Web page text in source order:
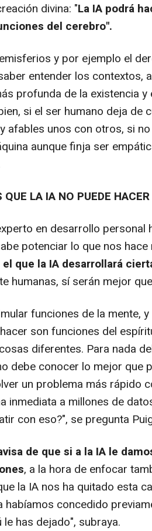
divina: "La IA podrá
del cerebro".
y por ejemplo el
entender los contextos,
profunda de la existencia
si el ser humano deja de
afables unos con otros, si
aunque finja ser
LA IA NO PUEDE HACER
en desarrollo personal
potenciar lo que nos
que la IA desarrollará
humanas, sí serán mejor
funciones de la mente,
son funciones del
diferentes. Para nada
debe conocer lo mejor que
un problema más rápido
inmediata a millones de
con eso?", se pregunta
de que si a la IA le
, a la hora de enfocar
la IA nos ha quitado esta
habíamos concedido
has dejado", subraya.